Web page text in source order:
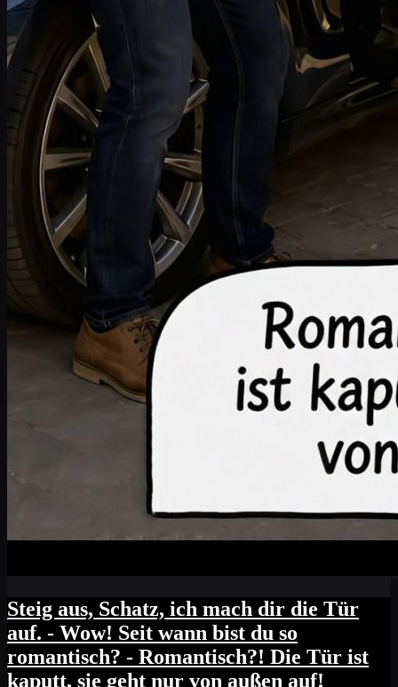
Steig aus, Schatz, ich mach dir die Tür
auf. - Wow! Seit wann bist du so
romantisch? - Romantisch?! Die Tür ist
kaputt, sie geht nur von außen auf!